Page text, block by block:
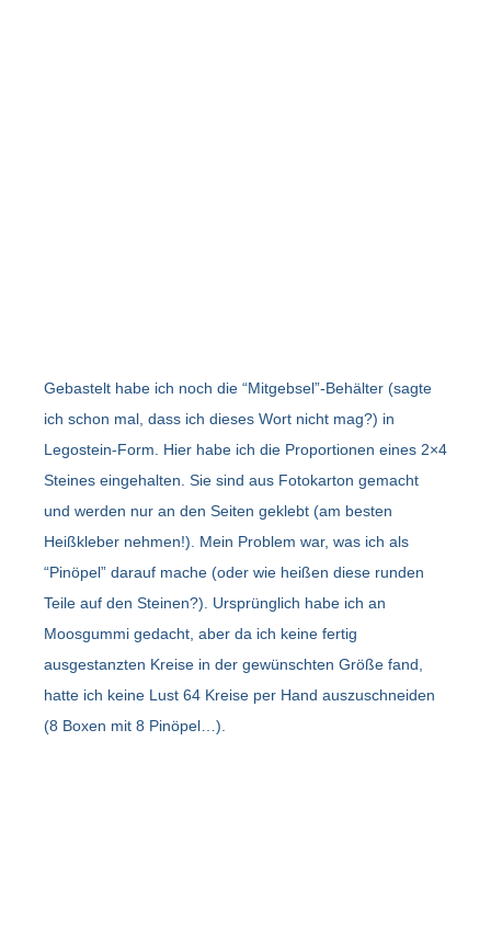
Gebastelt habe ich noch die “Mitgebsel”-Behälter (sagte
ich schon mal, dass ich dieses Wort nicht mag?) in
Legostein-Form. Hier habe ich die Proportionen eines 2×4
Steines eingehalten. Sie sind aus Fotokarton gemacht
und werden nur an den Seiten geklebt (am besten
Heißkleber nehmen!). Mein Problem war, was ich als
“Pinöpel” darauf mache (oder wie heißen diese runden
Teile auf den Steinen?). Ursprünglich habe ich an
Moosgummi gedacht, aber da ich keine fertig
ausgestanzten Kreise in der gewünschten Größe fand,
hatte ich keine Lust 64 Kreise per Hand auszuschneiden
(8 Boxen mit 8 Pinöpel…).